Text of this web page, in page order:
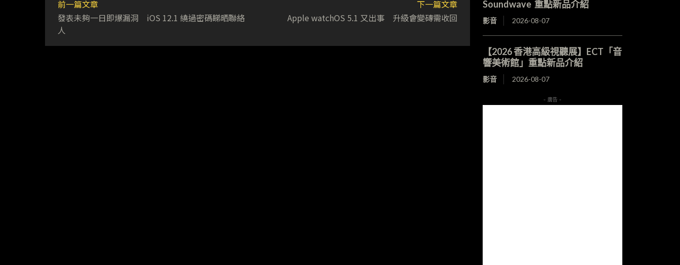
前一篇文章
發表未夠一日即爆漏洞 iOS 12.1 繞過密碼睇晒聯絡
人
下一篇文章
Apple watchOS 5.1 又出事 升級會變磚需收回
Soundwave 重點新品介紹
影音 2026-08-07
【2026 香港高級視聽展】ECT「音
響美術館」重點新品介紹
影音 2026-08-07
- 廣告 -